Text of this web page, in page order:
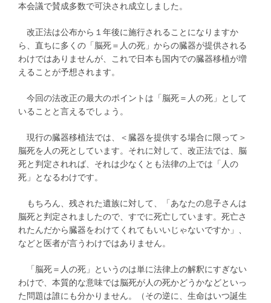
本会議で賛成多数で可決され成立しました。
改正法は公布から１年後に施行されることになりますか
ら、直ちに多くの「脳死＝人の死」からの臓器が提供される
わけではありませんが、これで日本も国内での臓器移植が増
えることが予想されます。
今回の法改正の最大のポイントは「脳死＝人の死」として
いることと言えるでしょう。
現行の臓器移植法では、＜臓器を提供する場合に限って＞
脳死を人の死としています。それに対して、改正法では、脳
死と判定されれば、それは少なくとも法律の上では「人の
死」となるわけです。
もちろん、残された遺族に対して、「あなたの息子さんは
脳死と判定されましたので、すでに死亡しています。死亡さ
れたんだから臓器をわけてくれてもいいじゃないですか」、
などと医者が言うわけではありません。
「脳死＝人の死」というのは単に法律上の解釈にすぎない
わけで、本質的な意味では脳死が人の死かどうかなどといっ
た問題は誰にも分かりません。（その逆に、生命はいつ誕生